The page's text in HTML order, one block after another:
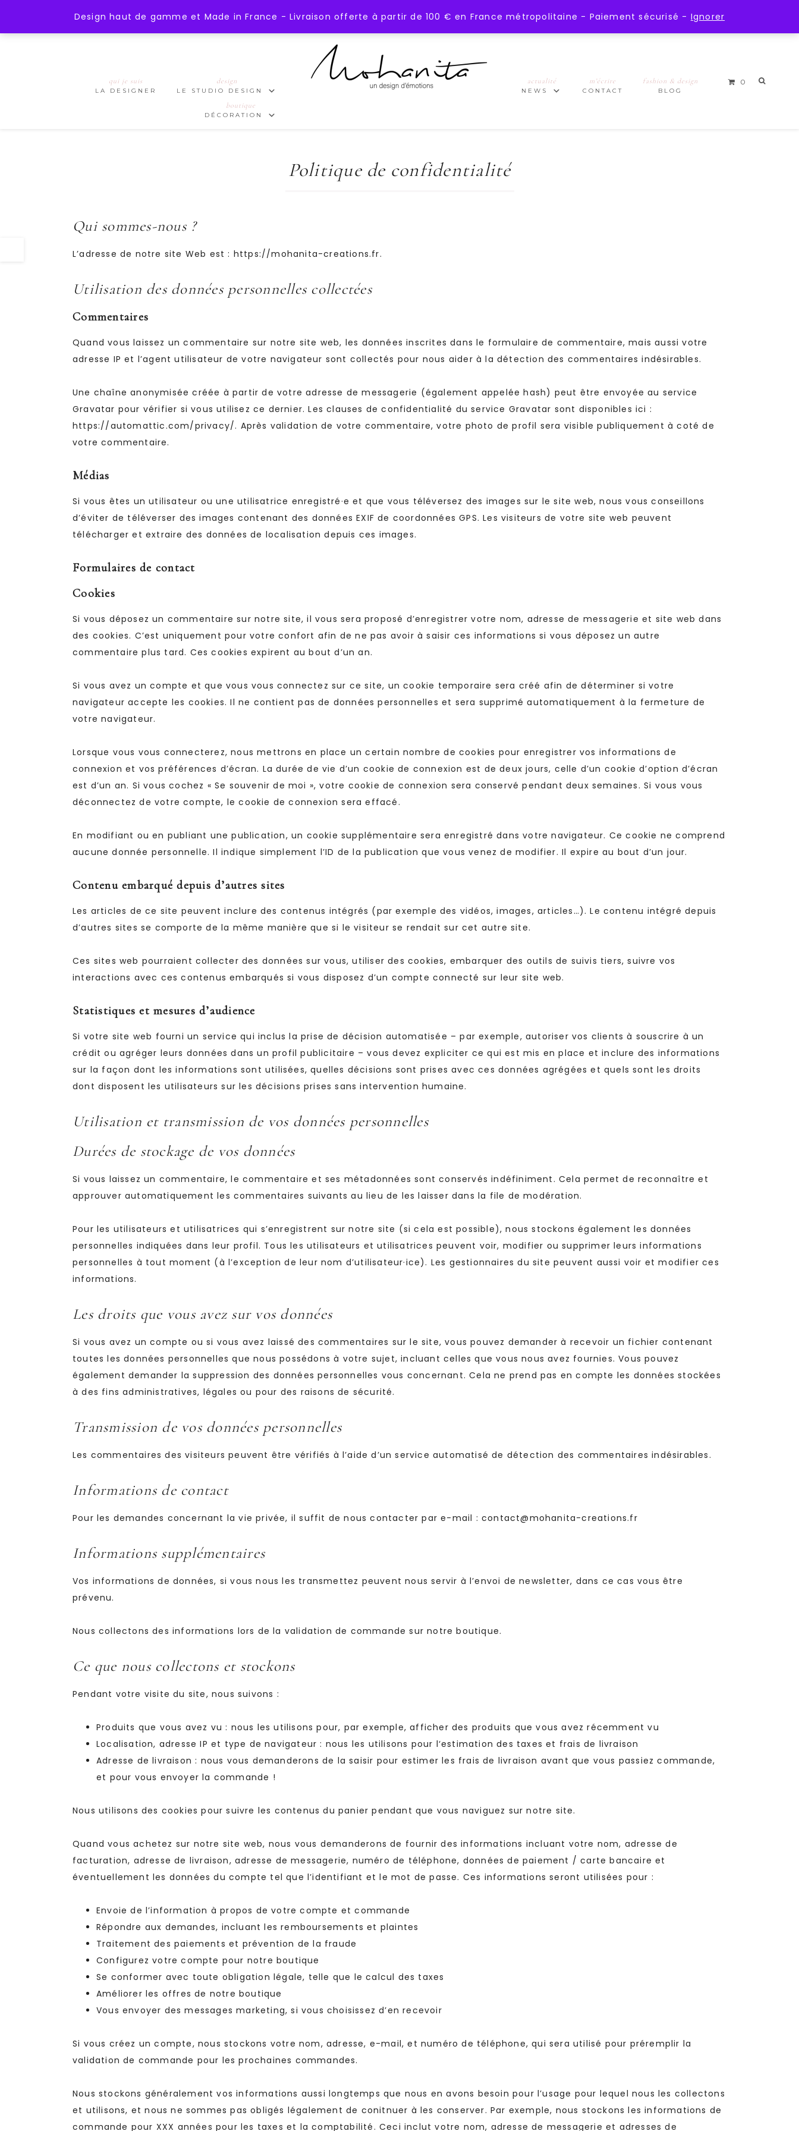
qui je suis
LA DESIGNER
design
LE STUDIO DESIGN
boutique
DÉCORATION
actualité
NEWS
m’écrire
CONTACT
fashion & design
BLOG
0
Politique de confidentialité
Qui sommes-nous ?
L’adresse de notre site Web est : https://mohanita-creations.fr.
Utilisation des données personnelles collectées
Commentaires
Quand vous laissez un commentaire sur notre site web, les données inscrites dans le formulaire de commentaire, mais aussi votre
adresse IP et l’agent utilisateur de votre navigateur sont collectés pour nous aider à la détection des commentaires indésirables.
Une chaîne anonymisée créée à partir de votre adresse de messagerie (également appelée hash) peut être envoyée au service
Gravatar pour vérifier si vous utilisez ce dernier. Les clauses de confidentialité du service Gravatar sont disponibles ici :
https://automattic.com/privacy/. Après validation de votre commentaire, votre photo de profil sera visible publiquement à coté de
votre commentaire.
Médias
Si vous êtes un utilisateur ou une utilisatrice enregistré·e et que vous téléversez des images sur le site web, nous vous conseillons
d’éviter de téléverser des images contenant des données EXIF de coordonnées GPS. Les visiteurs de votre site web peuvent
télécharger et extraire des données de localisation depuis ces images.
Formulaires de contact
Cookies
Si vous déposez un commentaire sur notre site, il vous sera proposé d’enregistrer votre nom, adresse de messagerie et site web dans
des cookies. C’est uniquement pour votre confort afin de ne pas avoir à saisir ces informations si vous déposez un autre
commentaire plus tard. Ces cookies expirent au bout d’un an.
Si vous avez un compte et que vous vous connectez sur ce site, un cookie temporaire sera créé afin de déterminer si votre
navigateur accepte les cookies. Il ne contient pas de données personnelles et sera supprimé automatiquement à la fermeture de
votre navigateur.
Lorsque vous vous connecterez, nous mettrons en place un certain nombre de cookies pour enregistrer vos informations de
connexion et vos préférences d’écran. La durée de vie d’un cookie de connexion est de deux jours, celle d’un cookie d’option d’écran
est d’un an. Si vous cochez « Se souvenir de moi », votre cookie de connexion sera conservé pendant deux semaines. Si vous vous
déconnectez de votre compte, le cookie de connexion sera effacé.
En modifiant ou en publiant une publication, un cookie supplémentaire sera enregistré dans votre navigateur. Ce cookie ne comprend
aucune donnée personnelle. Il indique simplement l’ID de la publication que vous venez de modifier. Il expire au bout d’un jour.
Contenu embarqué depuis d’autres sites
Les articles de ce site peuvent inclure des contenus intégrés (par exemple des vidéos, images, articles…). Le contenu intégré depuis
d’autres sites se comporte de la même manière que si le visiteur se rendait sur cet autre site.
Ces sites web pourraient collecter des données sur vous, utiliser des cookies, embarquer des outils de suivis tiers, suivre vos
interactions avec ces contenus embarqués si vous disposez d’un compte connecté sur leur site web.
Statistiques et mesures d’audience
Si votre site web fourni un service qui inclus la prise de décision automatisée – par exemple, autoriser vos clients à souscrire à un
crédit ou agréger leurs données dans un profil publicitaire – vous devez expliciter ce qui est mis en place et inclure des informations
sur la façon dont les informations sont utilisées, quelles décisions sont prises avec ces données agrégées et quels sont les droits
dont disposent les utilisateurs sur les décisions prises sans intervention humaine.
Utilisation et transmission de vos données personnelles
Durées de stockage de vos données
Si vous laissez un commentaire, le commentaire et ses métadonnées sont conservés indéfiniment. Cela permet de reconnaître et
approuver automatiquement les commentaires suivants au lieu de les laisser dans la file de modération.
Pour les utilisateurs et utilisatrices qui s’enregistrent sur notre site (si cela est possible), nous stockons également les données
personnelles indiquées dans leur profil. Tous les utilisateurs et utilisatrices peuvent voir, modifier ou supprimer leurs informations
personnelles à tout moment (à l’exception de leur nom d’utilisateur·ice). Les gestionnaires du site peuvent aussi voir et modifier ces
informations.
Les droits que vous avez sur vos données
Si vous avez un compte ou si vous avez laissé des commentaires sur le site, vous pouvez demander à recevoir un fichier contenant
toutes les données personnelles que nous possédons à votre sujet, incluant celles que vous nous avez fournies. Vous pouvez
également demander la suppression des données personnelles vous concernant. Cela ne prend pas en compte les données stockées
à des fins administratives, légales ou pour des raisons de sécurité.
Transmission de vos données personnelles
Les commentaires des visiteurs peuvent être vérifiés à l’aide d’un service automatisé de détection des commentaires indésirables.
Informations de contact
Pour les demandes concernant la vie privée, il suffit de nous contacter par e-mail : contact@mohanita-creations.fr
Informations supplémentaires
Vos informations de données, si vous nous les transmettez peuvent nous servir à l’envoi de newsletter, dans ce cas vous être
prévenu.
Nous collectons des informations lors de la validation de commande sur notre boutique.
Ce que nous collectons et stockons
Pendant votre visite du site, nous suivons :
Produits que vous avez vu : nous les utilisons pour, par exemple, afficher des produits que vous avez récemment vu
Localisation, adresse IP et type de navigateur : nous les utilisons pour l‘estimation des taxes et frais de livraison
Adresse de livraison : nous vous demanderons de la saisir pour estimer les frais de livraison avant que vous passiez commande,
et pour vous envoyer la commande !
Nous utilisons des cookies pour suivre les contenus du panier pendant que vous naviguez sur notre site.
Quand vous achetez sur notre site web, nous vous demanderons de fournir des informations incluant votre nom, adresse de
facturation, adresse de livraison, adresse de messagerie, numéro de téléphone, données de paiement / carte bancaire et
éventuellement les données du compte tel que l’identifiant et le mot de passe. Ces informations seront utilisées pour :
Envoie de l’information à propos de votre compte et commande
Répondre aux demandes, incluant les remboursements et plaintes
Traitement des paiements et prévention de la fraude
Configurez votre compte pour notre boutique
Se conformer avec toute obligation légale, telle que le calcul des taxes
Améliorer les offres de notre boutique
Vous envoyer des messages marketing, si vous choisissez d’en recevoir
Si vous créez un compte, nous stockons votre nom, adresse, e-mail, et numéro de téléphone, qui sera utilisé pour préremplir la
validation de commande pour les prochaines commandes.
Nous stockons généralement vos informations aussi longtemps que nous en avons besoin pour l’usage pour lequel nous les collectons
et utilisons, et nous ne sommes pas obligés légalement de conitnuer à les conserver. Par exemple, nous stockons les informations de
commande pour XXX années pour les taxes et la comptabilité. Ceci inclut votre nom, adresse de messagerie et adresses de
Design haut de gamme et Made in France - Livraison offerte à partir de 100 € en France métropolitaine - Paiement sécurisé - Ignorer